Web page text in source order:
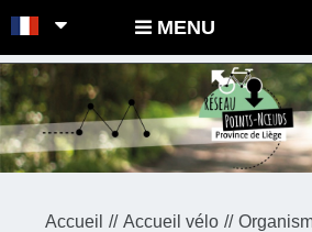
POINTS-NOEUDS MENU
Accueil Accueil vélo